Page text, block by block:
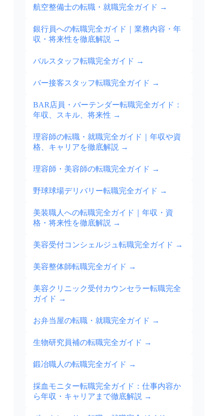
航空整備士の転職・就職完全ガイド →
銀行員への転職完全ガイド｜業務内容・年
収・将来性を徹底解説 →
バルスタッフ転職完全ガイド →
バー接客スタッフ転職完全ガイド →
BAR店員・バーテンダー転職完全ガイド：
年収、スキル、将来性 →
理容師の転職・就職完全ガイド｜年収や資
格、キャリアを徹底解説 →
理容師・美容師の転職完全ガイド →
野球球場デリバリー転職完全ガイド →
美装職人への転職完全ガイド｜年収・資
格・将来性を徹底解説 →
美容受付コンシェルジュ転職完全ガイド →
美容整体師転職完全ガイド →
美容クリニック受付カウンセラー転職完全
ガイド →
お弁当屋の転職・就職完全ガイド →
生物研究員補の転職完全ガイド →
鍛冶職人の転職完全ガイド →
採血モニター転職完全ガイド：仕事内容か
ら年収・キャリアまで徹底解説 →